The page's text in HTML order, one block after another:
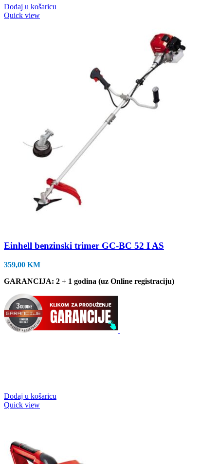
Dodaj u košaricu
Quick view
Einhell benzinski trimer GC-BC 52 I AS
359,00 KM
GARANCIJA: 2 + 1 godina (uz Online registraciju)
Dodaj u košaricu
Quick view